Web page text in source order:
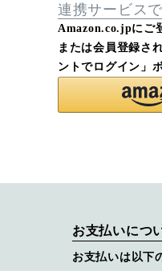
連携サービス
Amazon.co.jpにご
または会員登録さ
ントでログイン」
お支払いにつ
お支払いは以下